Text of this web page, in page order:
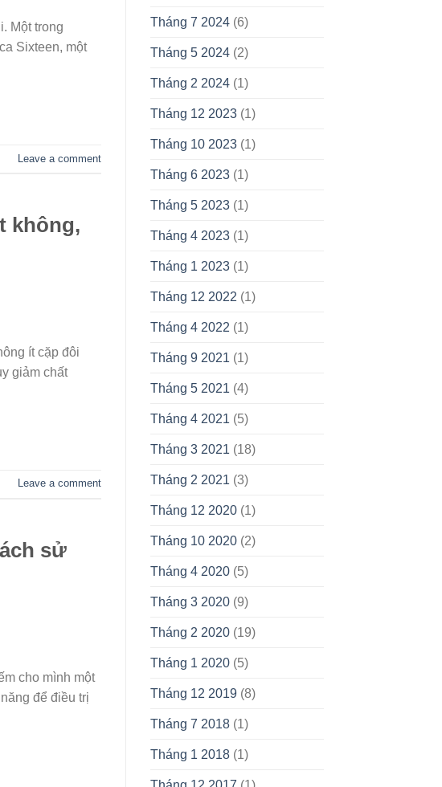
Một trong
Sixteen, một
Leave a comment
không,
ít cặp đôi
giảm chất
Leave a comment
sử
cho mình một
để điều trị
Tháng 7 2024(6)
Tháng 5 2024(2)
Tháng 2 2024(1)
Tháng 12 2023(1)
Tháng 10 2023(1)
Tháng 6 2023(1)
Tháng 5 2023(1)
Tháng 4 2023(1)
Tháng 1 2023(1)
Tháng 12 2022 (1)
Tháng 4 2022 (1)
Tháng 9 2021 (1)
Tháng 5 2021 (4)
Tháng 4 2021 (5)
Tháng 3 2021 (18)
Tháng 2 2021 (3)
Tháng 12 2020(1)
Tháng 10 2020(2)
Tháng 4 2020(5)
Tháng 3 2020(9)
Tháng 2 2020(19)
Tháng 1 2020(5)
Tháng 12 2019(8)
Tháng 7 2018(1)
Tháng 1 2018(1)